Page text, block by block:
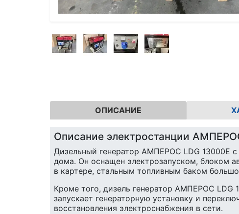
ОПИСАНИЕ
Описание электростанции
Дизельный генератор АМПЕРОС LDG 13000E
дома. Он оснащен электрозапуском, блоком
в картере, стальным топливным баком
Кроме того, дизель генератор АМПЕРОС LDG
запускает генераторную установку и
восстановления электроснабжения в сети.